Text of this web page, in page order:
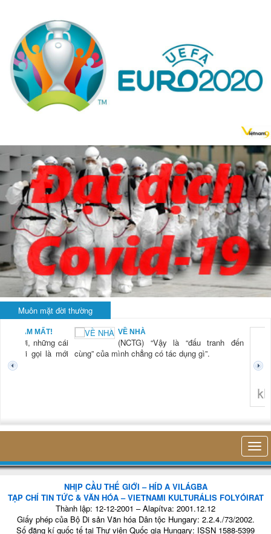
Muôn mặt đời thường
NAM MẤT!
“Xời, những cái
mới gọi là mới
VỀ NHÀ
(NCTG) “Vậy là “đấu tranh đến
cùng” của mình chẳng có tác dụng gì”.
NHỊP CẦU THẾ GIỚI – HÍD A VILÁGBA
TẠP CHÍ TIN TỨC & VĂN HÓA – VIETNAMI KULTURÁLIS FOLYÓIRAT
Thành lập: 12-12-2001 – Alapítva: 2001.12.12
Giấy phép của Bộ Di sản Văn hóa Dân tộc Hungary: 2.2.4./73/2002.
Số đăng kí quốc tế tại Thư viện Quốc gia Hungary: ISSN 1588-5399